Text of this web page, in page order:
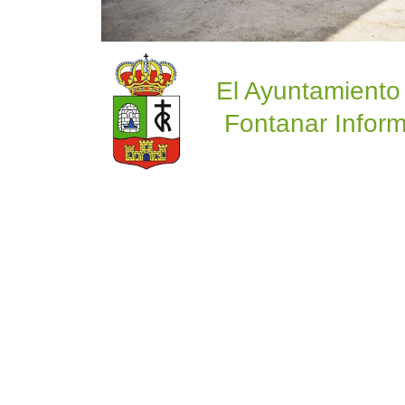
El
Fontanar